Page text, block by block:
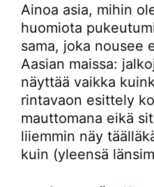
Ainoa asia, mihin
huomiota
sama, joka nousee
Aasian maissa:
näyttää vaikka
rintavaon esittely
mauttomana eikä
liiemmin näy
kuin (yleensä